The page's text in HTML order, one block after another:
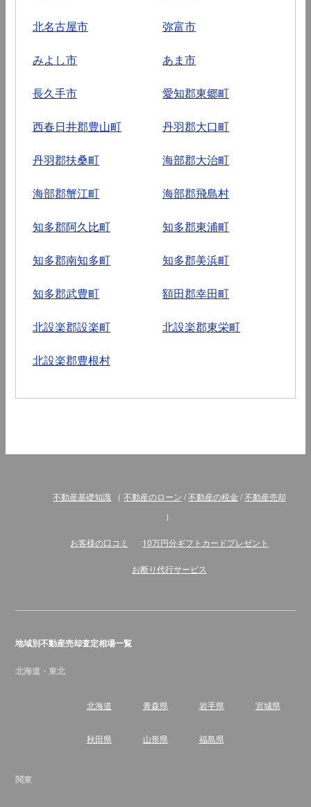
北名古屋市 弥富市
みよし市 あま市
長久手市 愛知郡東郷町
西春日井郡豊山町 丹羽郡大口町
丹羽郡扶桑町 海部郡大治町
海部郡蟹江町 海部郡飛島村
知多郡阿久比町 知多郡東浦町
知多郡南知多町 知多郡美浜町
知多郡武豊町 額田郡幸田町
北設楽郡設楽町 北設楽郡東栄町
北設楽郡豊根村
不動産基礎知識 （ 不動産のローン /不動産の税金 /不動産売却
）
お客様の口コミ 10万円分ギフトカードプレゼント
お断り代行サービス
地域別不動産売却査定相場一覧
北海道・東北
北海道 青森県 岩手県 宮城県
秋田県 山形県 福島県
関東